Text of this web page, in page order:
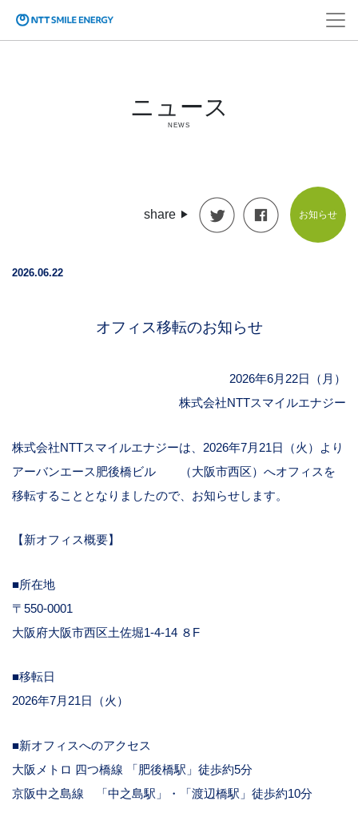
ニュース
NEWS
share お知らせ
2026.06.22
オフィス移転のお知らせ
2026年6月22日（月）
株式会社NTTスマイルエナジー
株式会社NTTスマイルエナジーは、2026年7月21日（火）より
アーバンエース肥後橋ビル （大阪市西区）へオフィスを
移転することとなりましたので、お知らせします。
【新オフィス概要】
■所在地
〒550‐0001
大阪府大阪市西区土佐堀1-4-14 ８F
■移転日
2026年7月21日（火）
■新オフィスへのアクセス
大阪メトロ 四つ橋線 「肥後橋駅」徒歩約5分
京阪中之島線 「中之島駅」・「渡辺橋駅」徒歩約10分